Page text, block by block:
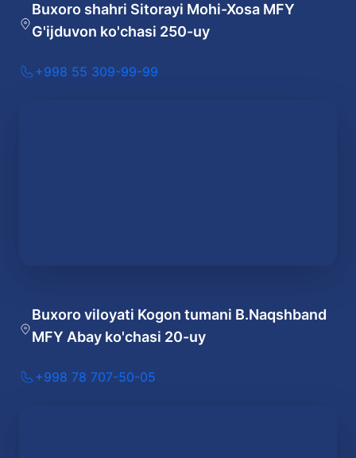
Buxoro shahri Sitorayi Mohi-Xosa MFY
G'ijduvon ko'chasi 250-uy
+998 55 309-99-99
Buxoro viloyati Kogon tumani B.Naqshband
MFY Abay ko'chasi 20-uy
+998 78 707-50-05